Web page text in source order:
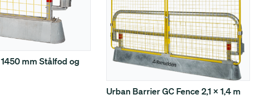
mm Stålfod og
Urban Barrier GC Fence 2,1 x 1,4 m